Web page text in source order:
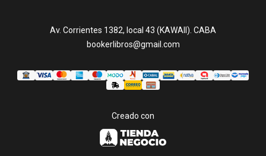
Av. Corrientes 1382, local 43 (KAWAII). CABA
bookerlibros@gmail.com
Creado con